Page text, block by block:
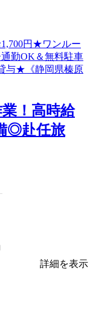
！高時給
◎赴任旅
詳細を表示